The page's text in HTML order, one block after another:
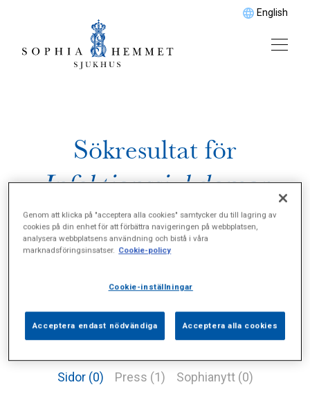
English
Sökresultat för
Infektionssjukdomar
Sidor (0) Press (1) Sophianytt (0)
Genom att klicka på "acceptera alla cookies" samtycker du till lagring av
cookies på din enhet för att förbättra navigeringen på webbplatsen,
analysera webbplatsens användning och bistå i våra
marknadsföringsinsatser. Cookie-policy
Cookie-inställningar
Acceptera endast nödvändiga Acceptera alla cookies